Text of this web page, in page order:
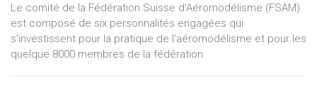
Le comité de la Fédération Suisse d'Aéromodélisme (FSAM)
est composé de six personnalités engagées qui
s'investissent pour la pratique de l'aéromodélisme et pour les
quelque 8000 membres de la fédération